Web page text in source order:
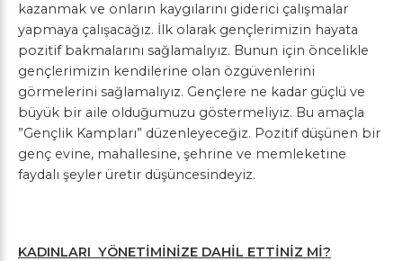
kazanmak ve onların kaygılarını giderici çalışmalar
yapmaya çalışacağız. İlk olarak gençlerimizin hayata
pozitif bakmalarını sağlamalıyız. Bunun için öncelikle
gençlerimizin kendilerine olan özgüvenlerini
görmelerini sağlamalıyız. Gençlere ne kadar güçlü ve
büyük bir aile olduğumuzu göstermeliyiz. Bu amaçla
”Gençlik Kampları” düzenleyeceğiz. Pozitif düşünen bir
genç evine, mahallesine, şehrine ve memleketine
faydalı şeyler üretir düşüncesindeyiz.
KADINLARI YÖNETİMİNİZE DAHİL ETTİNİZ Mİ?